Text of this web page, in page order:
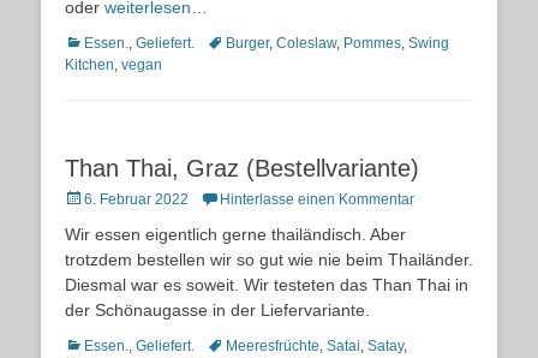
oder weiterlesen…
Kategorien
Essen., Geliefert. Schlagworte
Burger, Coleslaw, Pommes, Swing
Kitchen, vegan
Than Thai, Graz (Bestellvariante)
Posted
6. Februar 2022 Hinterlasse einen Kommentar
Wir essen eigentlich gerne thailändisch. Aber
trotzdem bestellen wir so gut wie nie beim Thailänder.
Diesmal war es soweit. Wir testeten das Than Thai in
der Schönaugasse in der Liefervariante.
Kategorien
Essen., Geliefert. Schlagworte
Meeresfrüchte, Satai, Satay,